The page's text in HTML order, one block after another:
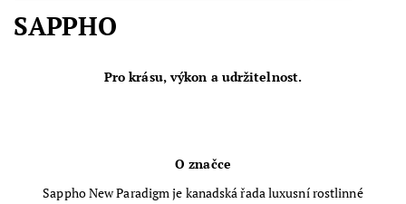
SAPPHO
Pro krásu, výkon a udržitelnost.
O značce
Sappho New Paradigm je kanadská řada luxusní rostlinné